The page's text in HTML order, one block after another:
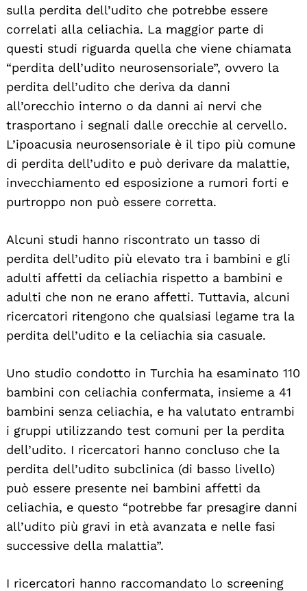
sulla perdita dell’udito che potrebbe essere
correlati alla celiachia. La maggior parte di
questi studi riguarda quella che viene chiamata
“perdita dell’udito neurosensoriale”, ovvero la
perdita dell’udito che deriva da danni
all’orecchio interno o da danni ai nervi che
trasportano i segnali dalle orecchie al cervello.
L’ipoacusia neurosensoriale è il tipo più comune
di perdita dell’udito e può derivare da malattie,
invecchiamento ed esposizione a rumori forti e
purtroppo non può essere corretta.
Alcuni studi hanno riscontrato un tasso di
perdita dell’udito più elevato tra i bambini e gli
adulti affetti da celiachia rispetto a bambini e
adulti che non ne erano affetti. Tuttavia, alcuni
ricercatori ritengono che qualsiasi legame tra la
perdita dell’udito e la celiachia sia casuale.
Uno studio condotto in Turchia ha esaminato 110
bambini con celiachia confermata, insieme a 41
bambini senza celiachia, e ha valutato entrambi
i gruppi utilizzando test comuni per la perdita
dell’udito. I ricercatori hanno concluso che la
perdita dell’udito subclinica (di basso livello)
può essere presente nei bambini affetti da
celiachia, e questo “potrebbe far presagire danni
all’udito più gravi in età avanzata e nelle fasi
successive della malattia”.
I ricercatori hanno raccomandato lo screening